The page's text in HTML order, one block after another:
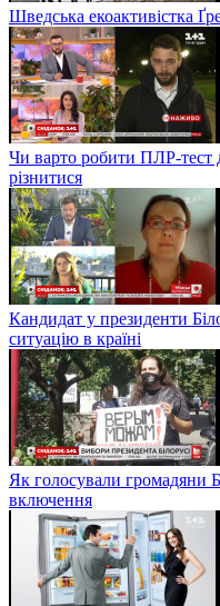
Шведська екоактивістка
Чи варто робити ПЛР-тест
різнитися
Кандидат у президенти
ситуацію в країні
Як голосували громадяни
включення